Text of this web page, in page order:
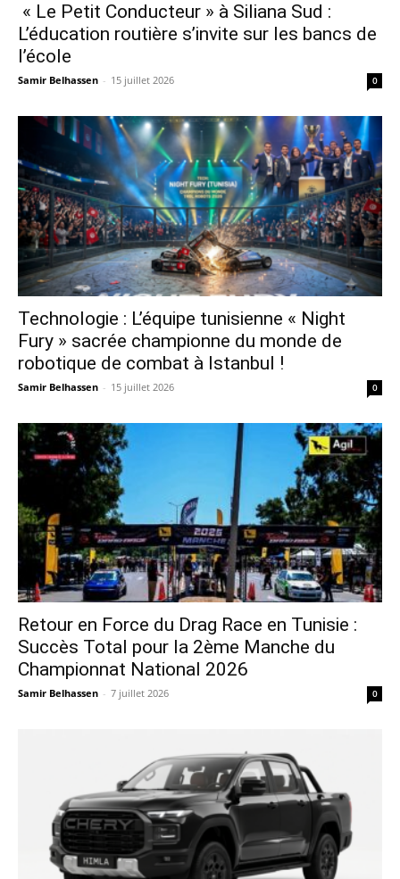
« Le Petit Conducteur » à Siliana Sud :
L’éducation routière s’invite sur les bancs de
l’école
Samir Belhassen - 15 juillet 2026 0
Technologie : L’équipe tunisienne « Night
Fury » sacrée championne du monde de
robotique de combat à Istanbul !
Samir Belhassen - 15 juillet 2026 0
Retour en Force du Drag Race en Tunisie :
Succès Total pour la 2ème Manche du
Championnat National 2026
Samir Belhassen - 7 juillet 2026 0